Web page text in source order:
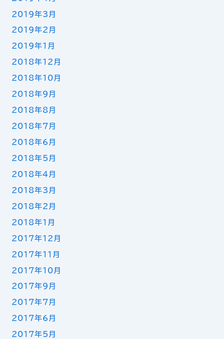
2019年3月
2019年2月
2019年1月
2018年12月
2018年10月
2018年9月
2018年8月
2018年7月
2018年6月
2018年5月
2018年4月
2018年3月
2018年2月
2018年1月
2017年12月
2017年11月
2017年10月
2017年9月
2017年7月
2017年6月
2017年5月